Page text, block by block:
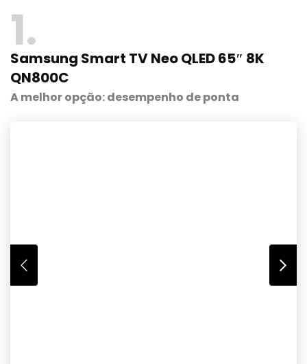
1
Samsung Smart TV Neo QLED 65″ 8K
QN800C
A melhor opção: desempenho de ponta